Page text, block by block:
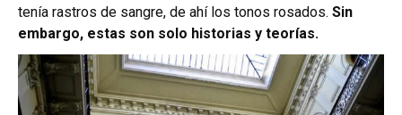
tenía rastros de sangre, de ahí los tonos rosados. Sin
embargo, estas son solo historias y teorías.